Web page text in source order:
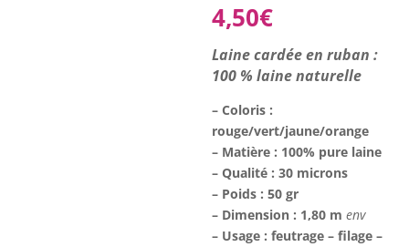
4,50€
Laine cardée en ruban :
100 % laine naturelle
– Coloris :
rouge/vert/jaune/orange
– Matière : 100% pure laine
– Qualité : 30 microns
– Poids : 50 gr
– Dimension : 1,80 menv
– Usage : feutrage – filage –